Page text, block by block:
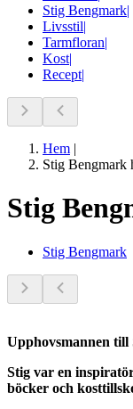
Stig Bengmark|
Livsstil|
Tarmfloran|
Kost|
Recept|
Hem |
Stig Bengmark
Stig
Stig Bengmark
Upphovsmannen till
Stig var en
böcker och